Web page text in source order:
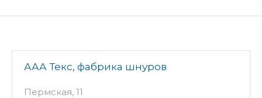
ААА Текс, фабрика шнуров
Пермская, 11